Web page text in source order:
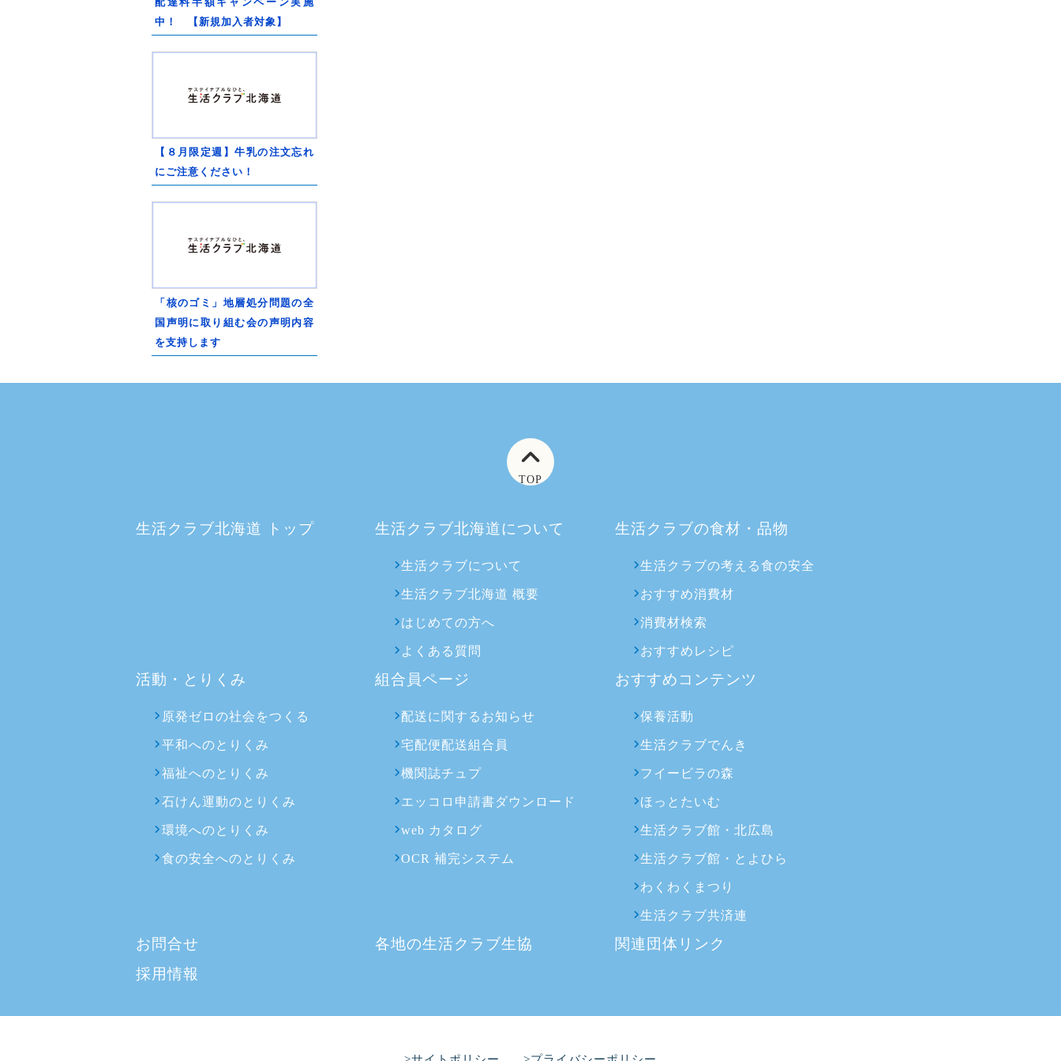
中！ 【新規加入者対象】
【８月限定週】牛乳の注文忘れ
にご注意ください！
「核のゴミ」地層処分問題の全
国声明に取り組む会の声明内容
を支持します
TOP
生活クラブ北海道 トップ 生活クラブ北海道について
生活クラブについて
生活クラブ北海道 概要
はじめての方へ
よくある質問
生活クラブの食材・品物
生活クラブの考える食の安全
おすすめ消費材
消費材検索
おすすめレシピ
活動・とりくみ
原発ゼロの社会をつくる
平和へのとりくみ
福祉へのとりくみ
石けん運動のとりくみ
環境へのとりくみ
食の安全へのとりくみ
組合員ページ
配送に関するお知らせ
宅配便配送組合員
機関誌チュプ
エッコロ申請書ダウンロード
web カタログ
OCR 補完システム
おすすめコンテンツ
保養活動
生活クラブでんき
フイービラの森
ほっとたいむ
生活クラブ館・北広島
生活クラブ館・とよひら
わくわくまつり
生活クラブ共済連
お問合せ 各地の生活クラブ生協
関連団体リンク
採用情報